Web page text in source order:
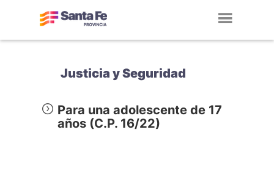
Justicia y Seguridad
Para una adolescente de 17
años (C.P. 16/22)